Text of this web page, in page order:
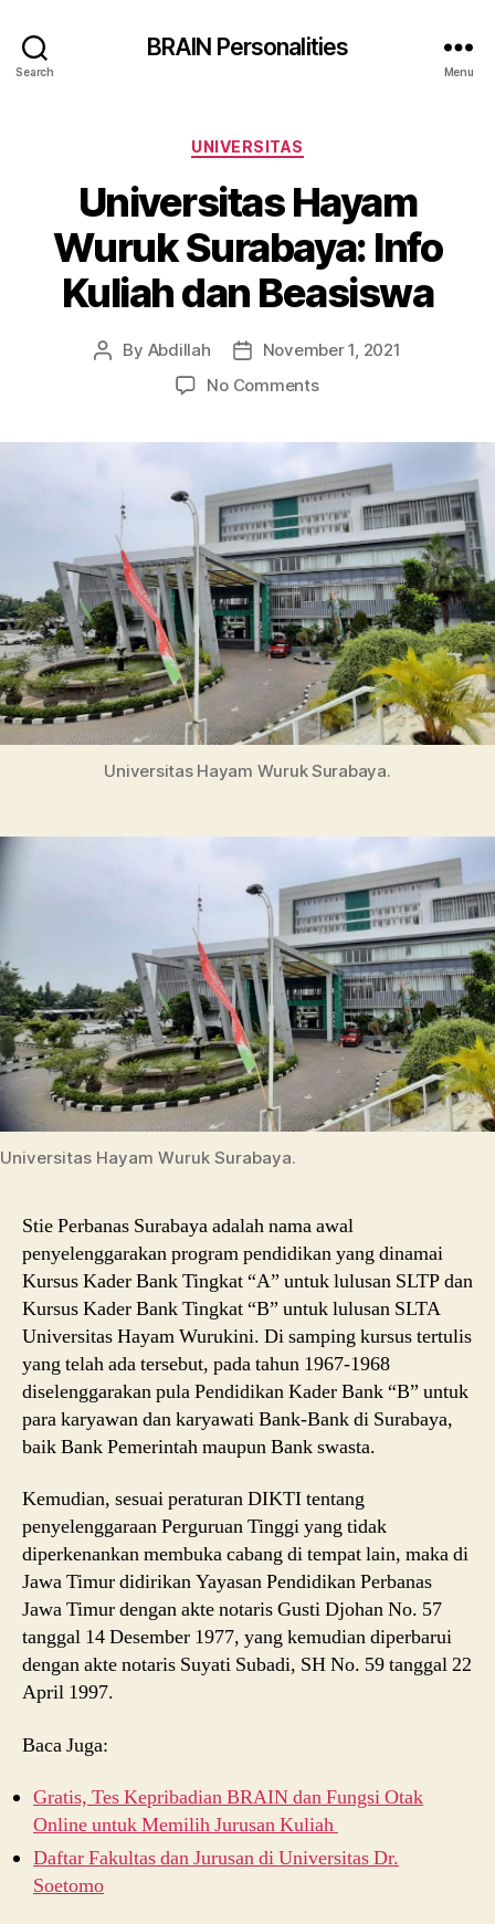
Search
BRAIN Personalities
Menu
Categories
UNIVERSITAS
Universitas Hayam
Wuruk Surabaya: Info
Kuliah dan Beasiswa
Post
By Abdillah
Post
date
November 1, 2021
No Commentson
Surabaya:
Info
Kuliah
dan
Beasiswa
Universitas Hayam Wuruk Surabaya.
Universitas Hayam Wuruk Surabaya.
Stie Perbanas Surabaya adalah nama awal
penyelenggarakan program pendidikan yang dinamai
Kursus Kader Bank Tingkat “A” untuk lulusan SLTP dan
Kursus Kader Bank Tingkat “B” untuk lulusan SLTA
Universitas Hayam Wurukini. Di samping kursus tertulis
yang telah ada tersebut, pada tahun 1967-1968
diselenggarakan pula Pendidikan Kader Bank “B” untuk
para karyawan dan karyawati Bank-Bank di Surabaya,
baik Bank Pemerintah maupun Bank swasta.
Kemudian, sesuai peraturan DIKTI tentang
penyelenggaraan Perguruan Tinggi yang tidak
diperkenankan membuka cabang di tempat lain, maka di
Jawa Timur didirikan Yayasan Pendidikan Perbanas
Jawa Timur dengan akte notaris Gusti Djohan No. 57
tanggal 14 Desember 1977, yang kemudian diperbarui
dengan akte notaris Suyati Subadi, SH No. 59 tanggal 22
April 1997.
Baca Juga:
Gratis, Tes Kepribadian BRAIN dan Fungsi Otak
Online untuk Memilih Jurusan Kuliah
Daftar Fakultas dan Jurusan di Universitas Dr.
Soetomo